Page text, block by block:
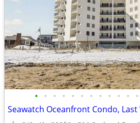
• • • • • • • • • • • •